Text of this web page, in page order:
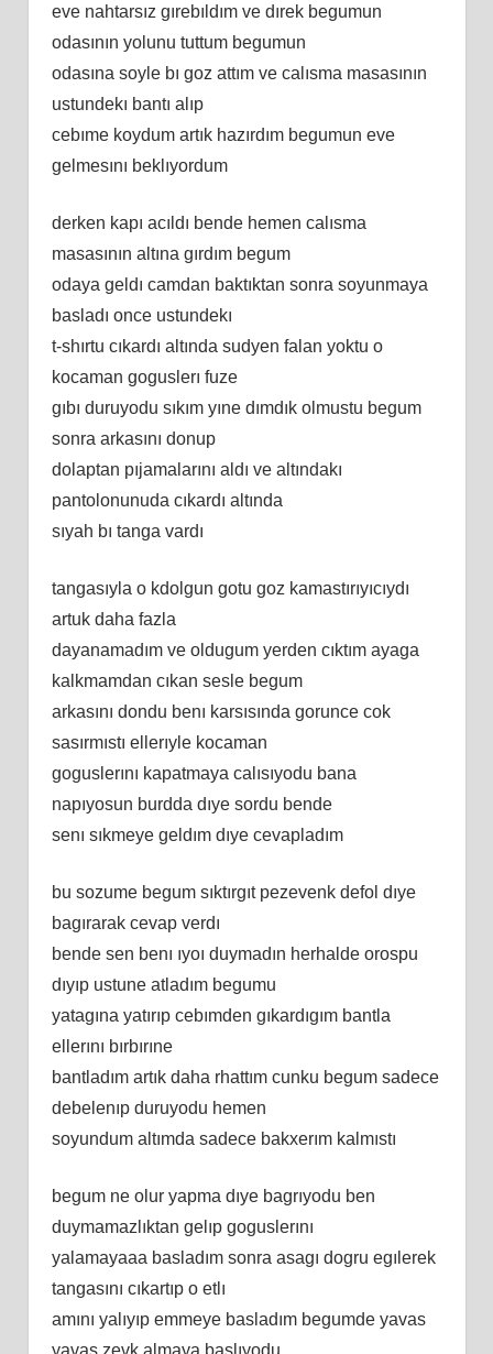
eve nahtarsız gırebıldım ve dırek begumun
odasının yolunu tuttum begumun
odasına soyle bı goz attım ve calısma masasının
ustundekı bantı alıp
cebıme koydum artık hazırdım begumun eve
gelmesını beklıyordum
derken kapı acıldı bende hemen calısma
masasının altına gırdım begum
odaya geldı camdan baktıktan sonra soyunmaya
basladı once ustundekı
t-shırtu cıkardı altında sudyen falan yoktu o
kocaman goguslerı fuze
gıbı duruyodu sıkım yıne dımdık olmustu begum
sonra arkasını donup
dolaptan pıjamalarını aldı ve altındakı
pantolonunuda cıkardı altında
sıyah bı tanga vardı
tangasıyla o kdolgun gotu goz kamastırıyıcıydı
artuk daha fazla
dayanamadım ve oldugum yerden cıktım ayaga
kalkmamdan cıkan sesle begum
arkasını dondu benı karsısında gorunce cok
sasırmıstı ellerıyle kocaman
goguslerını kapatmaya calısıyodu bana
napıyosun burdda dıye sordu bende
senı sıkmeye geldım dıye cevapladım
bu sozume begum sıktırgıt pezevenk defol dıye
bagırarak cevap verdı
bende sen benı ıyoı duymadın herhalde orospu
dıyıp ustune atladım begumu
yatagına yatırıp cebımden gıkardıgım bantla
ellerını bırbırıne
bantladım artık daha rhattım cunku begum sadece
debelenıp duruyodu hemen
soyundum altımda sadece bakxerım kalmıstı
begum ne olur yapma dıye bagrıyodu ben
duymamazlıktan gelıp goguslerını
yalamayaaa basladım sonra asagı dogru egılerek
tangasını cıkartıp o etlı
amını yalıyıp emmeye basladım begumde yavas
yavas zevk almaya baslıyodu